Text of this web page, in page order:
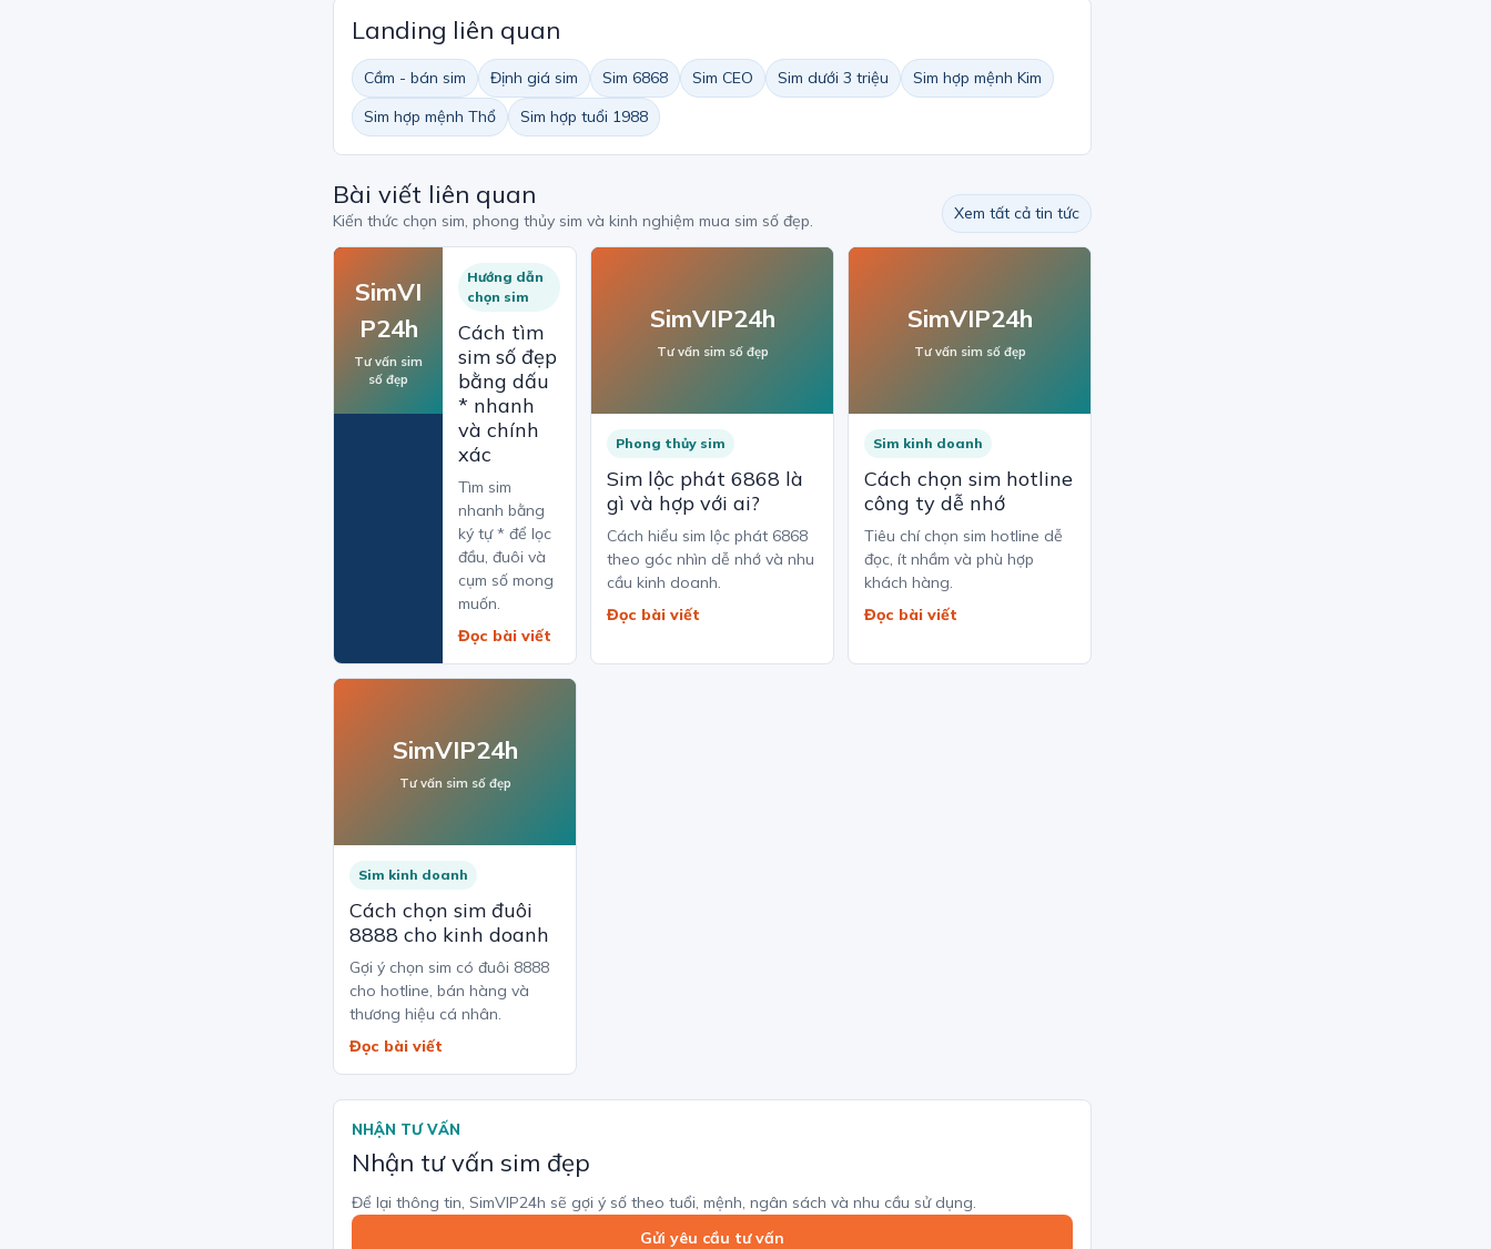
Landing liên quan
Cầm - bán sim Định giá sim Sim 6868 Sim CEO Sim dưới 3 triệu
Sim hợp mệnh Kim
Sim hợp mệnh Thổ
Sim hợp tuổi 1988
Bài viết liên quan
Kiến thức chọn sim, phong thủy sim và kinh nghiệm mua sim số đẹp. Xem tất cả tin tức
SimVI
P24h
Tư vấn sim
số đẹp
Hướng dẫn
chọn sim
Cách tìm
sim số đẹp
bằng dấu
* nhanh
và chính
xác
Tìm sim
nhanh bằng
ký tự * để lọc
đầu, đuôi và
cụm số mong
muốn.
Đọc bài viết
SimVIP24h
Tư vấn sim số đẹp
Phong thủy sim
Sim lộc phát 6868 là
gì và hợp với ai?
Cách hiểu sim lộc phát 6868
theo góc nhìn dễ nhớ và nhu
cầu kinh doanh.
Đọc bài viết
SimVIP24h
Tư vấn sim số đẹp
Sim kinh doanh
Cách chọn sim hotline
công ty dễ nhớ
Tiêu chí chọn sim hotline dễ
đọc, ít nhầm và phù hợp
khách hàng.
Đọc bài viết
SimVIP24h
Tư vấn sim số đẹp
Sim kinh doanh
Cách chọn sim đuôi
8888 cho kinh doanh
Gợi ý chọn sim có đuôi 8888
cho hotline, bán hàng và
thương hiệu cá nhân.
Đọc bài viết
NHẬN TƯ VẤN
Nhận tư vấn sim đẹp
Để lại thông tin, SimVIP24h sẽ gợi ý số theo tuổi, mệnh, ngân sách và nhu cầu sử dụng.
Gửi yêu cầu tư vấn